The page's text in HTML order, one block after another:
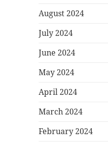
August 2024
July 2024
June 2024
May 2024
April 2024
March 2024
February 2024